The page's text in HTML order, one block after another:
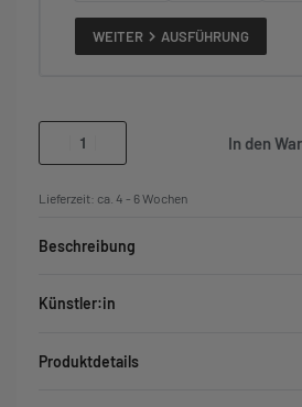
WEITER AUSFÜHRUNG
In den
Lieferzeit: ca. 4 - 6 Wochen
Beschreibung
Künstler:in
Produktdetails